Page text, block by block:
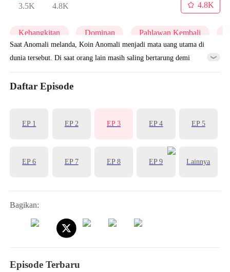
3.5K 4.8K
4.8K
Kebangkitan Dominan Pahlawan Kembali
Saat Anomali melanda, Koin Anomali menjadi mata uang utama di
dunia tersebut. Di saat orang lain masih saling bertarung demi
yang tak terhitung jumlahnya berkat triliunan Koin Anomali
Daftar Episode
EP 1 EP 2 EP 3 EP 4 EP 5
EP 6 EP 7 EP 8 EP 9 Lainnya
Bagikan:
Episode Terbaru